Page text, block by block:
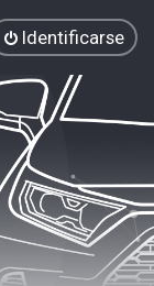
Identificarse